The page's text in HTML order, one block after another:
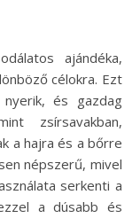
célokra. Ezt
és gazdag
zsírsavakban,
a hajra és a bőrre
népszerű, mivel
serkenti a
a dúsabb és